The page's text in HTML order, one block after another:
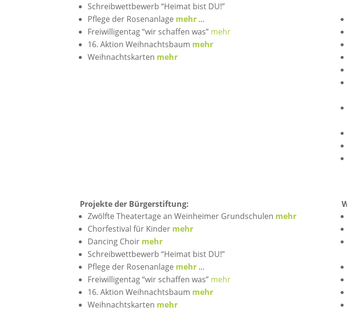
Schreibwettbewerb “Heimat bist DU!”
Pflege der Rosenanlage mehr …
Freiwilligentag “wir schaffen was” mehr
16. Aktion Weihnachtsbaum mehr
Weihnachtskarten mehr
Projekte der Bürgerstiftung:
Zwölfte Theatertage an Weinheimer Grundschulen mehr
Chorfestival für Kinder mehr
Dancing Choir mehr
Schreibwettbewerb “Heimat bist DU!”
Pflege der Rosenanlage mehr …
Freiwilligentag “wir schaffen was” mehr
16. Aktion Weihnachtsbaum mehr
Weihnachtskarten mehr